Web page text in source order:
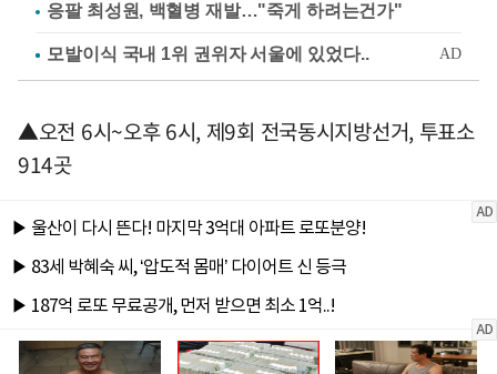
응팔 최성원, 백혈병 재발…"죽게 하려는건가"
▲오전 6시~오후 6시, 제9회 전국동시지방선거, 투표소
914곳